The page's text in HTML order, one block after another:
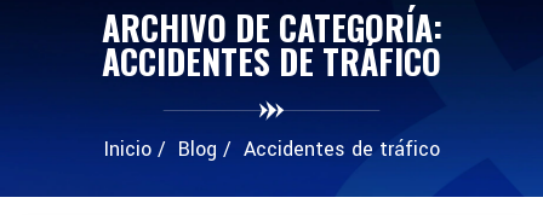
ARCHIVO DE CATEGORÍA:
ACCIDENTES DE TRÁFICO
Inicio/ Blog / Accidentes de tráfico